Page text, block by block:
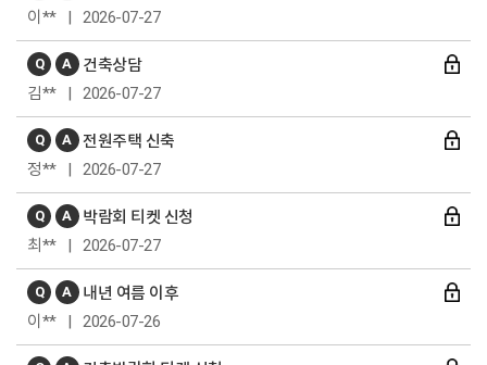
이** | 2026-07-27
Q A
건축상담
김** | 2026-07-27
Q A
전원주택 신축
정** | 2026-07-27
Q A
박람회 티켓 신청
최** | 2026-07-27
Q A
내년 여름 이후
이** | 2026-07-26